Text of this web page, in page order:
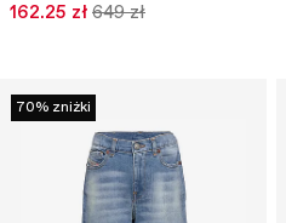
162.25 zł 649 zł
70% zniżki